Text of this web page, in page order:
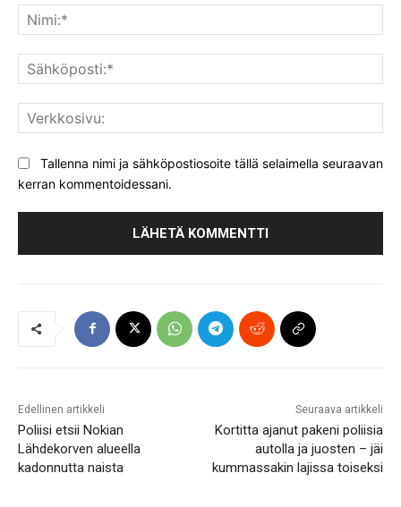
Tallenna nimi ja sähköpostiosoite tällä selaimella seuraavan
kerran kommentoidessani.
Edellinen artikkeli
Poliisi etsii Nokian
Lähdekorven alueella
kadonnutta naista
Seuraava artikkeli
Kortitta ajanut pakeni poliisia
autolla ja juosten – jäi
kummassakin lajissa toiseksi